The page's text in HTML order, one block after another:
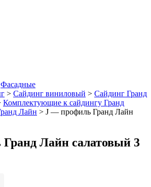
Фасадные
> Сайдинг виниловый > Сайдинг Гранд
Комплектующие к сайдингу Гранд
Лайн > J — профиль Гранд Лайн
Лайн салатовый 3